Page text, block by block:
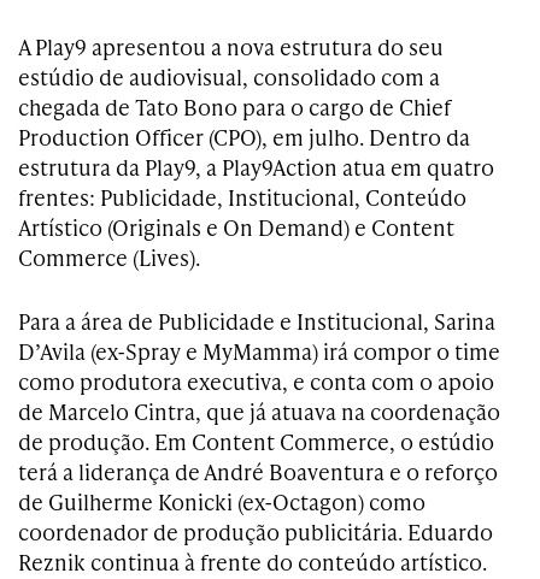
A Play9 apresentou a nova estrutura do seu
estúdio de audiovisual, consolidado com a
chegada de Tato Bono para o cargo de Chief
Production Officer (CPO), em julho. Dentro da
estrutura da Play9, a Play9Action atua em quatro
frentes: Publicidade, Institucional, Conteúdo
Artístico (Originals e On Demand) e Content
Commerce (Lives).
Para a área de Publicidade e Institucional, Sarina
D’Avila (ex-Spray e MyMamma) irá compor o time
como produtora executiva, e conta com o apoio
de Marcelo Cintra, que já atuava na coordenação
de produção. Em Content Commerce, o estúdio
terá a liderança de André Boaventura e o reforço
de Guilherme Konicki (ex-Octagon) como
coordenador de produção publicitária. Eduardo
Reznik continua à frente do conteúdo artístico.